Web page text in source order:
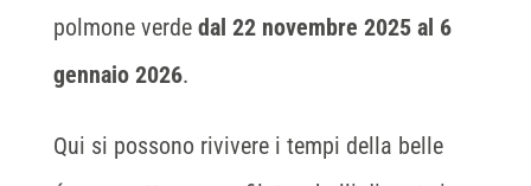
polmone verde dal 22 novembre 2025 al 6
gennaio 2026.
Qui si possono rivivere i tempi della belle